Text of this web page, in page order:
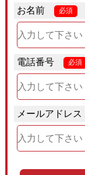
お名前 必須
電話番号 必須
メールアドレス